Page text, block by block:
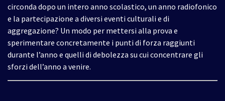
circonda dopo un intero anno scolastico, un anno radiofonico
e la partecipazione a diversi eventi culturali e di
aggregazione? Un modo per mettersi alla prova e
sperimentare concretamente i punti di forza raggiunti
durante l’anno e quelli di debolezza su cui concentrare gli
sforzi dell’anno a venire.